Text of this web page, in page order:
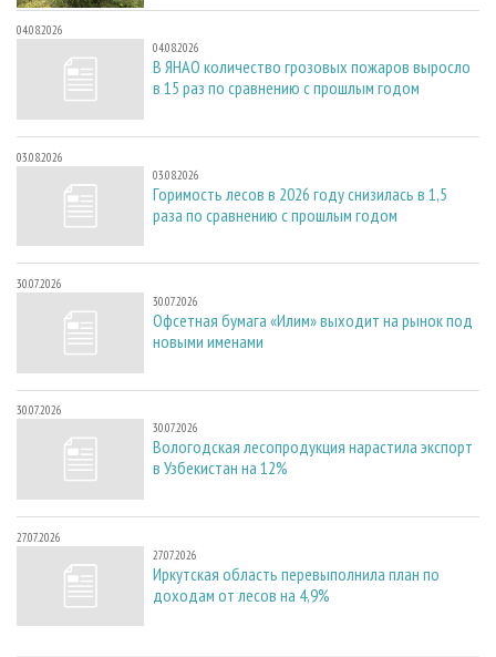
04.08.2026
04.08.2026
В ЯНАО количество грозовых пожаров выросло
в 15 раз по сравнению с прошлым годом
03.08.2026
03.08.2026
Горимость лесов в 2026 году снизилась в 1,5
раза по сравнению с прошлым годом
30.07.2026
30.07.2026
Офсетная бумага «Илим» выходит на рынок под
новыми именами
30.07.2026
30.07.2026
Вологодская лесопродукция нарастила экспорт
в Узбекистан на 12%
27.07.2026
27.07.2026
Иркутская область перевыполнила план по
доходам от лесов на 4,9%